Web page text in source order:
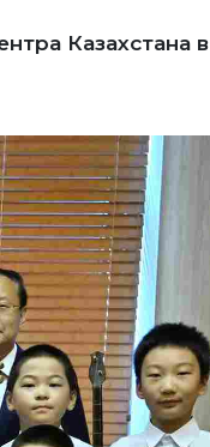
Казахстана в